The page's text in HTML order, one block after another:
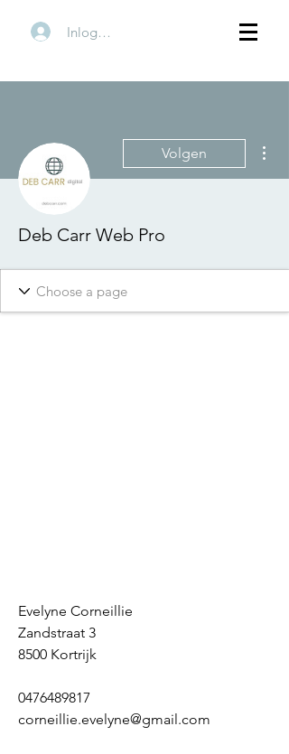
Inloggen
Volgen
Deb Carr Web Pro
Evelyne Corneillie
Zandstraat 3
8500 Kortrijk
0476489817
corneillie.evelyne@gmail.com